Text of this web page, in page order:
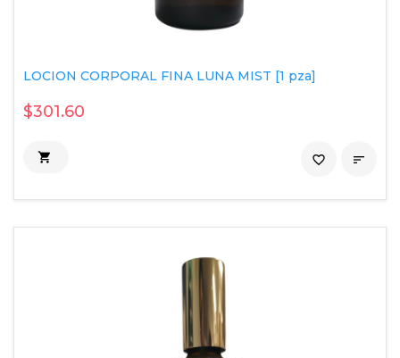
LOCION CORPORAL FINA LUNA MIST [1 pza]
$301.60
 
favorite_border